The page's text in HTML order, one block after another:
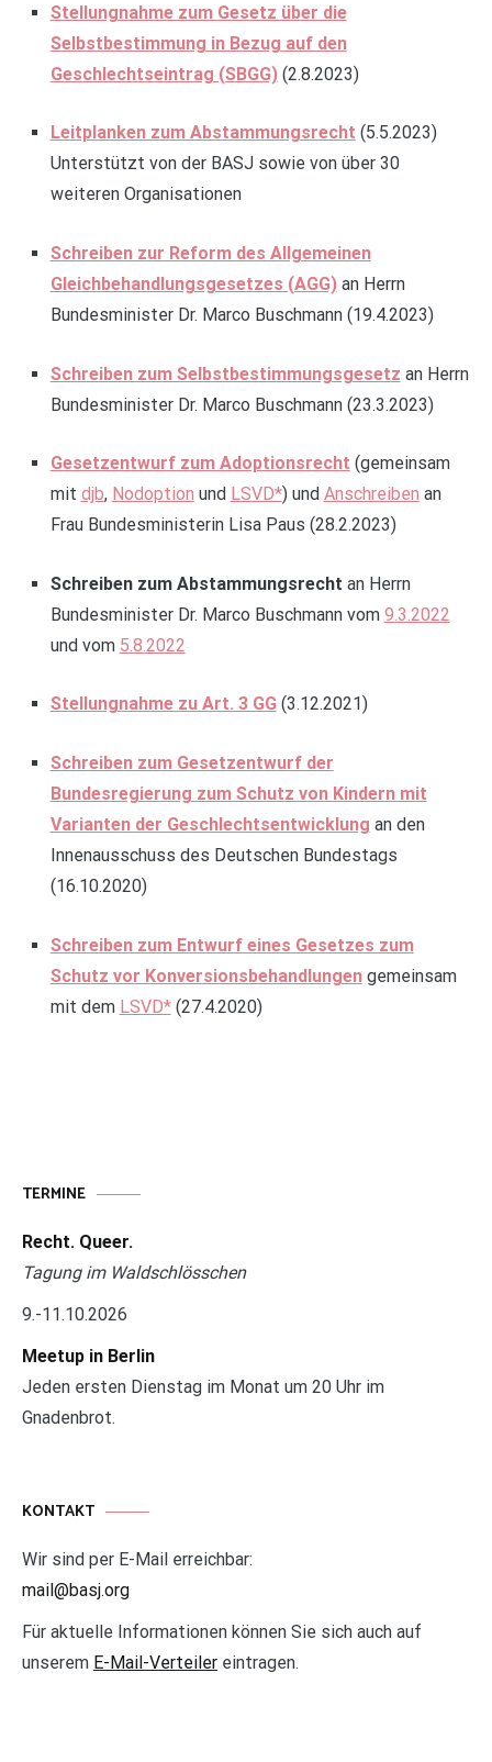
Stellungnahme zum Gesetz über die
Selbstbestimmung in Bezug auf den
Geschlechtseintrag (SBGG)(2.8.2023)
Leitplanken zum Abstammungsrecht (5.5.2023)
Unterstützt von der BASJ sowie von über 30
weiteren Organisationen
Schreiben zur Reform des Allgemeinen
Gleichbehandlungsgesetzes (AGG)an Herrn
Bundesminister Dr. Marco Buschmann (19.4.2023)
Schreiben zum Selbstbestimmungsgesetz an Herrn
Bundesminister Dr. Marco Buschmann (23.3.2023)
Gesetzentwurf zum Adoptionsrecht (gemeinsam
mit djb, Nodoption und LSVD*) und Anschreiben an
Frau Bundesministerin Lisa Paus (28.2.2023)
Schreiben zum Abstammungsrecht an Herrn
Bundesminister Dr. Marco Buschmann vom 9.3.2022
und vom 5.8.2022
Stellungnahme zu Art. 3 GG(3.12.2021)
Schreiben zum Gesetzentwurf der
Bundesregierung zum Schutz von Kindern mit
Varianten der Geschlechtsentwicklung an den
Innenausschuss des Deutschen Bundestags
(16.10.2020)
Schreiben zum Entwurf eines Gesetzes zum
Schutz vor Konversionsbehandlungen gemeinsam
mit dem LSVD*(27.4.2020)
TERMINE
Recht. Queer.
Tagung im Waldschlösschen
9.-11.10.2026
Meetup in Berlin
Jeden ersten Dienstag im Monat um 20 Uhr im
Gnadenbrot.
KONTAKT
Wir sind per E-Mail erreichbar:
mail@basj.org
Für aktuelle Informationen können Sie sich auch auf
unserem E-Mail-Verteiler eintragen.